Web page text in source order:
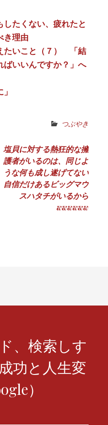
したくない、疲れたと
き理由
たいこと（７） 「結
ばいいんですか？」へ
つぶやき
塩貝に対する熱狂的な擁
護者がいるのは、同じよ
うな何も成し遂げてない
自信だけあるビッグマウ
スハタチがいるから
wwwwww
、検索しす
功と人生変
）